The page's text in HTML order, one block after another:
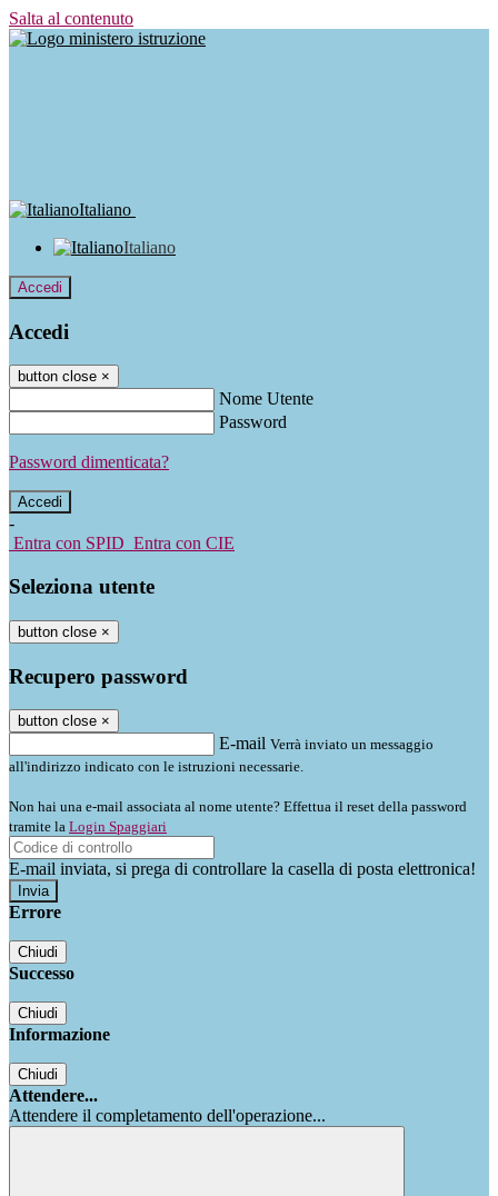
Salta al contenuto
Italiano
Italiano
Accedi
Accedi
button close ×
Nome Utente
Password
Password dimenticata?
-
Entra con SPID Entra con CIE
Seleziona utente
button close ×
Recupero password
button close ×
E-mail Verrà inviato un messaggio
all'indirizzo indicato con le istruzioni necessarie.
Non hai una e-mail associata al nome utente? Effettua il reset della password
tramite la Login Spaggiari
E-mail inviata, si prega di controllare la casella di posta elettronica!
Errore
Chiudi
Successo
Chiudi
Informazione
Chiudi
Attendere...
Attendere il completamento dell'operazione...